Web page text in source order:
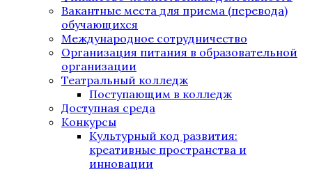
Вакантные места для приема (перевода)
обучающихся
Международное сотрудничество
Организация питания в образовательной
организации
Театральный колледж
Поступающим в колледж
Доступная среда
Конкурсы
Культурный код развития:
креативные пространства и
инновации